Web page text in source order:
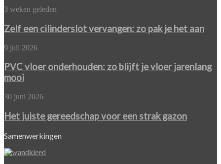
de
van
Zelf
cilinderslot
vervangen:
zo
pak
je
het
aan
3 weken geleden
Zelf een cilinderslot vervangen: zo pak je het aan
PVC
onderhouden:
zo
blijft
vloer
mooi
9 juli 2026
PVC vloer onderhouden: zo blijft je vloer jarenlang
mooi
Het
gereedschap
voor
een
strak
gazon
30 juni 2026
Het juiste gereedschap voor een strak gazon
Samenwerkingen